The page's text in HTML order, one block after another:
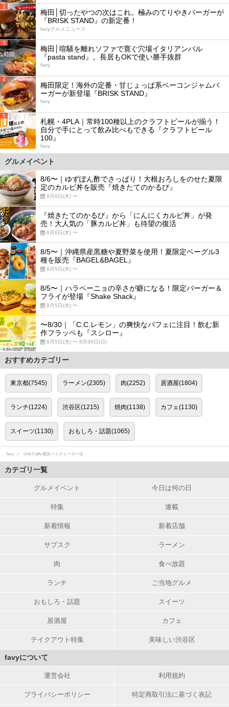
2
梅田│切ったやつの次はこれ。極みのてりやきバーガーが
『BRISK STAND』の新定番！
favyグルメニュース
3
梅田│喧騒を離れソファで寛ぐ穴場イタリアンバル
『pasta stand』。長居もOKで使い勝手抜群
favy
4
梅田限定！海外の定番・甘じょっぱ系ベーコンジャムバ
ーガーが新登場『BRISK STAND』
favy
5
札幌・4PLA｜常時100種以上のクラフトビールが揃う！
自分で手にとって飲み比べもできる『クラフトビール
100』
favy
グルメイベント
8/6〜｜ゆずぽん酢でさっぱり！大根おろしをのせた夏限
定のカルビ丼を販売『焼きたてのかるび』
8月6日(木) 〜
『焼きたてのかるび』から「にんにくカルビ丼」が発
売！大人気の「豚カルビ丼」も待望の復活
8月6日(木) 〜
8/5〜｜沖縄県産黒糖や夏野菜を使用！夏限定ベーグル3
種を販売『BAGEL&BAGEL』
8月5日(水) 〜
8/5〜｜ハラペーニョの辛さが癖になる！限定バーガー＆
フライが登場『Shake Shack』
8月5日(水) 〜
〜8/30｜「C.C.レモン」の爽快なパフェに注目！飲む新
作フラッペも『スシロー』
8月5日(水) 〜 8月30日(日)
おすすめカテゴリー
東京都(7545) ラーメン(2305) 肉(2252) 居酒屋(1804)
ランチ(1224) 渋谷区(1215) 焼肉(1138) カフェ(1130)
スイーツ(1130) おもしろ・話題(1065)
favy Urth Caffe 横浜ベイクォーター店
カテゴリ一覧
グルメイベント 今日は何の日
特集 連載
新着情報 新着店舗
サブスク ラーメン
肉 食べ放題
ランチ ご当地グルメ
おもしろ・話題 スイーツ
居酒屋 カフェ
テイクアウト特集 美味しい渋谷区
favyについて
運営会社 利用規約
プライバシーポリシー 特定商取引法に基づく表記